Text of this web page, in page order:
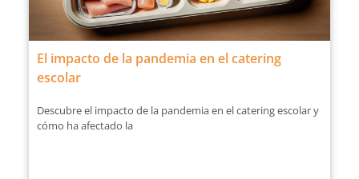
El impacto de la pandemia en el catering
escolar
Descubre el impacto de la pandemia en el catering escolar y
cómo ha afectado la